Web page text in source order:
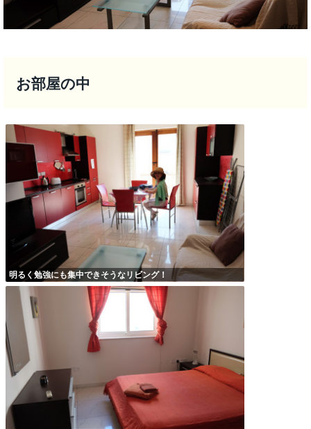
お部屋の中
明るく勉強にも集中できそうなリビング！